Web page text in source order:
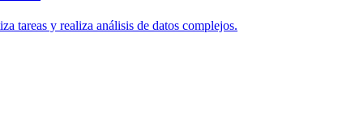
tareas y realiza análisis de datos complejos.